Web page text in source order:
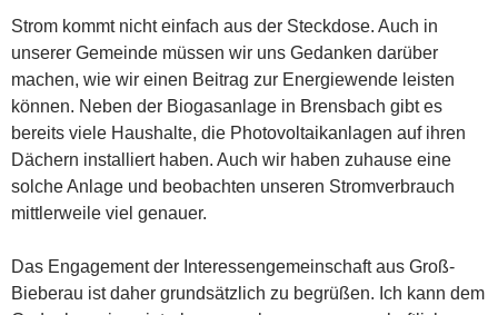
Strom kommt nicht einfach aus der Steckdose. Auch in
unserer Gemeinde müssen wir uns Gedanken darüber
machen, wie wir einen Beitrag zur Energiewende leisten
können. Neben der Biogasanlage in Brensbach gibt es
bereits viele Haushalte, die Photovoltaikanlagen auf ihren
Dächern installiert haben. Auch wir haben zuhause eine
solche Anlage und beobachten unseren Stromverbrauch
mittlerweile viel genauer.
Das Engagement der Interessengemeinschaft aus Groß-
Bieberau ist daher grundsätzlich zu begrüßen. Ich kann dem